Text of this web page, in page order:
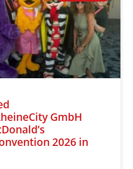
GmbH
2026 in